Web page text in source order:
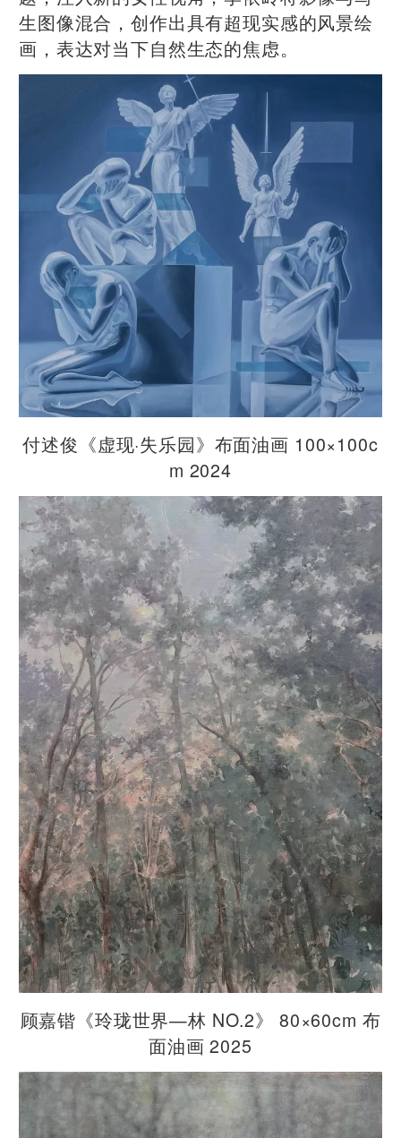
生图像混合，创作出具有超现实感的风景绘
画，表达对当下自然生态的焦虑。
付述俊《虚现·失乐园》布面油画 100×100c
m 2024
顾嘉锴《玲珑世界—林 NO.2》 80×60cm 布
面油画 2025